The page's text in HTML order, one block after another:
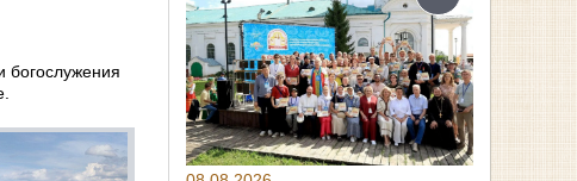
богослужения